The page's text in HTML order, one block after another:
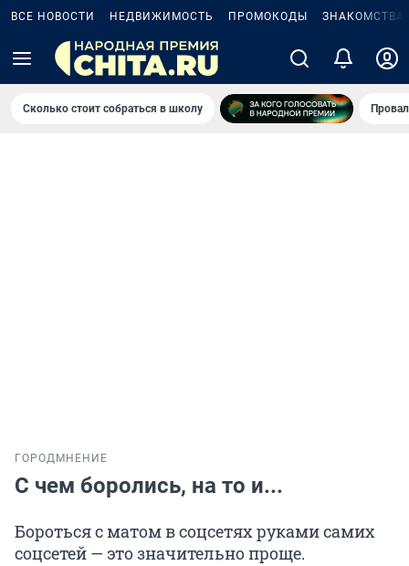
ВСЕ НОВОСТИ НЕДВИЖИМОСТЬ ПРОМОКОДЫ ЗНАКОМСТВА
Сколько стоит собраться в школу
ГОРОД МНЕНИЕ
С чем боролись, на то и...
Бороться с матом в соцсетях руками самих
соцсетей — это значительно проще.